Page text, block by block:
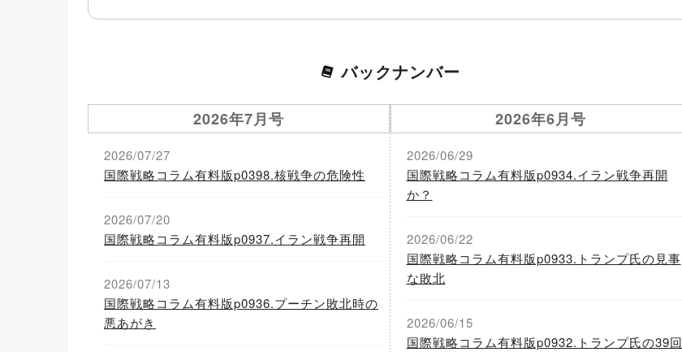
バックナンバー
2026年7月号
2026/07/27
国際戦略コラム有料版p0398.核戦争の危険性
2026/07/20
国際戦略コラム有料版p0937.イラン戦争再開
2026/07/13
国際戦略コラム有料版p0936.プーチン敗北時の
悪あがき
2026年6月号
2026/06/29
国際戦略コラム有料版p0934.イラン戦争再開
か？
2026/06/22
国際戦略コラム有料版p0933.トランプ氏の見事
な敗北
2026/06/15
国際戦略コラム有料版p0932.トランプ氏の39回